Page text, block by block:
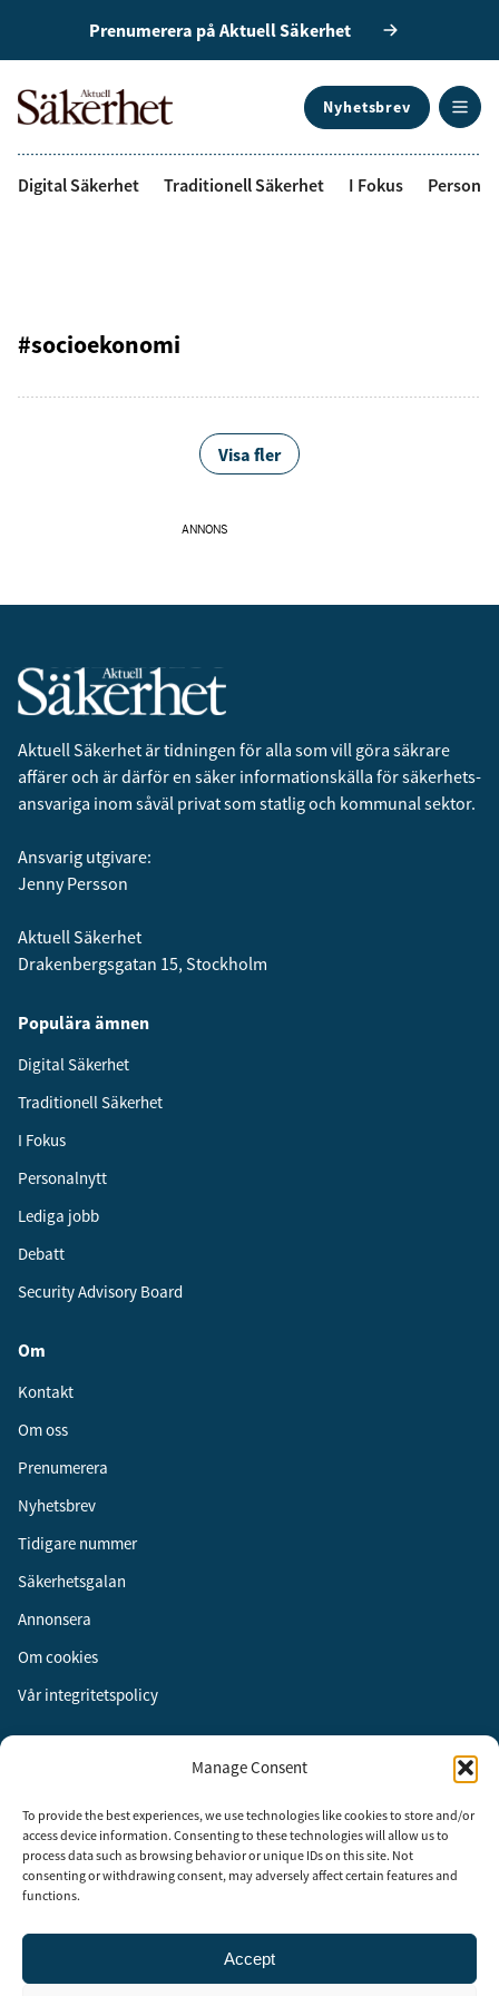
Manage Consent
To provide the best experiences, we use technologies like cookies to store and/or
access device information. Consenting to these technologies will allow us to
process data such as browsing behavior or unique IDs on this site. Not
consenting or withdrawing consent, may adversely affect certain features and
functions.
Accept
Prenumerera på Aktuell Säkerhet
Nyhetsbrev
Digital Säkerhet Traditionell Säkerhet I Fokus
#socioekonomi
Visa fler
ANNONS
Aktuell Säkerhet är tidningen för alla som vill göra säkrare
affärer och är därför en säker informationskälla för säkerhets­
ansvariga inom såväl privat som statlig och kommunal sektor.
Ansvarig utgivare:
Jenny Persson
Aktuell Säkerhet
Drakenbergsgatan 15, Stockholm
Populära ämnen
Digital Säkerhet
Traditionell Säkerhet
I Fokus
Personalnytt
Lediga jobb
Debatt
Security Advisory Board
Om
Kontakt
Om oss
Prenumerera
Nyhetsbrev
Tidigare nummer
Säkerhetsgalan
Annonsera
Om cookies
Vår integritetspolicy
Instagram
LinkedIn